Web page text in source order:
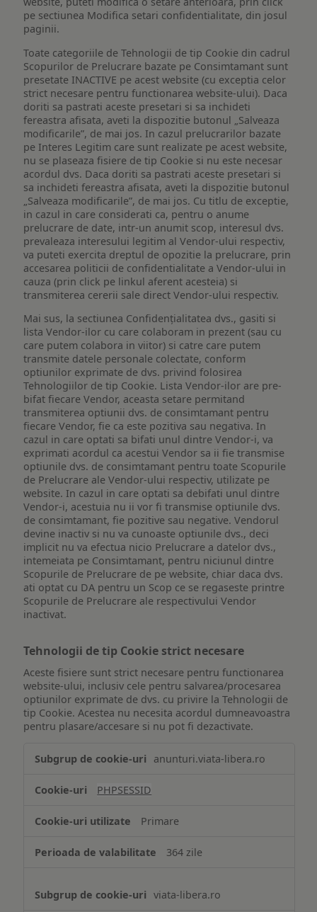
pe sectiunea Modifica setari confidentialitate, din josul
paginii.
Toate categoriile de Tehnologii de tip Cookie din cadrul
Scopurilor de Prelucrare bazate pe Consimtamant sunt
presetate INACTIVE pe acest website (cu exceptia celor
strict necesare pentru functionarea website-ului). Daca
doriti sa pastrati aceste presetari si sa inchideti
fereastra afisata, aveti la dispozitie butonul „Salveaza
modificarile”, de mai jos. In cazul prelucrarilor bazate
pe Interes Legitim care sunt realizate pe acest website,
nu se plaseaza fisiere de tip Cookie si nu este necesar
acordul dvs. Daca doriti sa pastrati aceste presetari si
sa inchideti fereastra afisata, aveti la dispozitie butonul
„Salveaza modificarile”, de mai jos. Cu titlu de exceptie,
in cazul in care considerati ca, pentru o anume
prelucrare de date, intr-un anumit scop, interesul dvs.
prevaleaza interesului legitim al Vendor-ului respectiv,
va puteti exercita dreptul de opozitie la prelucrare, prin
accesarea politicii de confidentialitate a Vendor-ului in
cauza (prin click pe linkul aferent acesteia) si
transmiterea cererii sale direct Vendor-ului respectiv.
Mai sus, la sectiunea Confidențialitatea dvs., gasiti si
lista Vendor-ilor cu care colaboram in prezent (sau cu
care putem colabora in viitor) si catre care putem
transmite datele personale colectate, conform
optiunilor exprimate de dvs. privind folosirea
Tehnologiilor de tip Cookie. Lista Vendor-ilor are pre-
bifat fiecare Vendor, aceasta setare permitand
transmiterea optiunii dvs. de consimtamant pentru
fiecare Vendor, fie ca este pozitiva sau negativa. In
cazul in care optati sa bifati unul dintre Vendor-i, va
exprimati acordul ca acestui Vendor sa ii fie transmise
optiunile dvs. de consimtamant pentru toate Scopurile
de Prelucrare ale Vendor-ului respectiv, utilizate pe
website. In cazul in care optati sa debifati unul dintre
Vendor-i, acestuia nu ii vor fi transmise optiunile dvs.
de consimtamant, fie pozitive sau negative. Vendorul
devine inactiv si nu va cunoaste optiunile dvs., deci
implicit nu va efectua nicio Prelucrare a datelor dvs.,
intemeiata pe Consimtamant, pentru niciunul dintre
Scopurile de Prelucrare de pe website, chiar daca dvs.
ati optat cu DA pentru un Scop ce se regaseste printre
Scopurile de Prelucrare ale respectivului Vendor
inactivat.
Tehnologii de tip Cookie strict necesare
Aceste fisiere sunt strict necesare pentru functionarea
website-ului, inclusiv cele pentru salvarea/procesarea
optiunilor exprimate de dvs. cu privire la Tehnologii de
tip Cookie. Acestea nu necesita acordul dumneavoastra
pentru plasare/accesare si nu pot fi dezactivate.
de
Cookie
necesare
anunturi.viata-libera.ro
PHPSESSID
Primare
364 zile
viata-libera.ro